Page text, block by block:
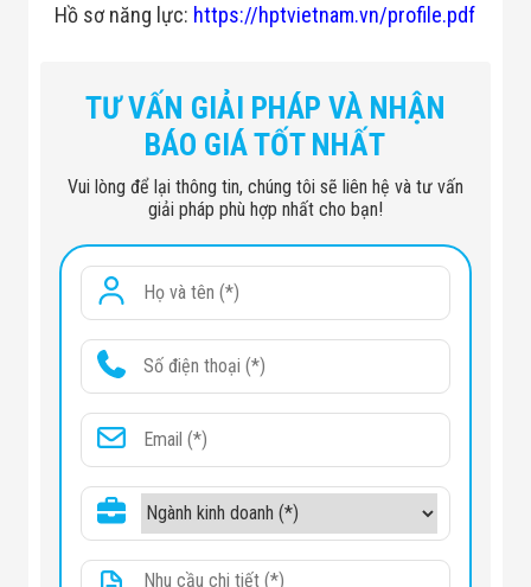
Hồ sơ năng lực: https://hptvietnam.vn/profile.pdf
TƯ VẤN GIẢI PHÁP VÀ NHẬN
BÁO GIÁ TỐT NHẤT
Vui lòng để lại thông tin, chúng tôi sẽ liên hệ và tư vấn
giải pháp phù hợp nhất cho bạn!